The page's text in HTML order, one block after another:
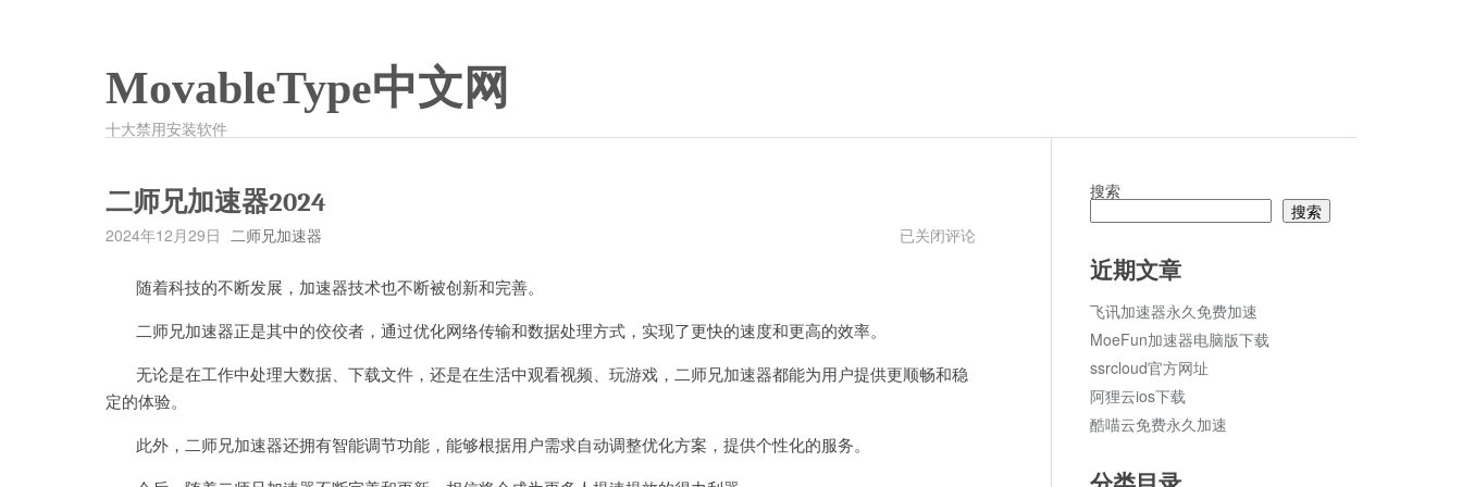
MovableType中文网
十大禁用安装软件
二师兄加速器2024
2024年12月29日 二师兄加速器
二
已关闭评论
随着科技的不断发展，加速器技术也不断被创新和完善。
二师兄加速器正是其中的佼佼者，通过优化网络传输和数据处理方式，实现了更快的速度和更高的效率。
无论是在工作中处理大数据、下载文件，还是在生活中观看视频、玩游戏，二师兄加速器都能为用户提供更顺畅和稳
定的体验。
此外，二师兄加速器还拥有智能调节功能，能够根据用户需求自动调整优化方案，提供个性化的服务。
搜索
搜索
近期文章
飞讯加速器永久免费加速
MoeFun加速器电脑版下载
ssrcloud官方网址
阿狸云ios下载
酷喵云免费永久加速